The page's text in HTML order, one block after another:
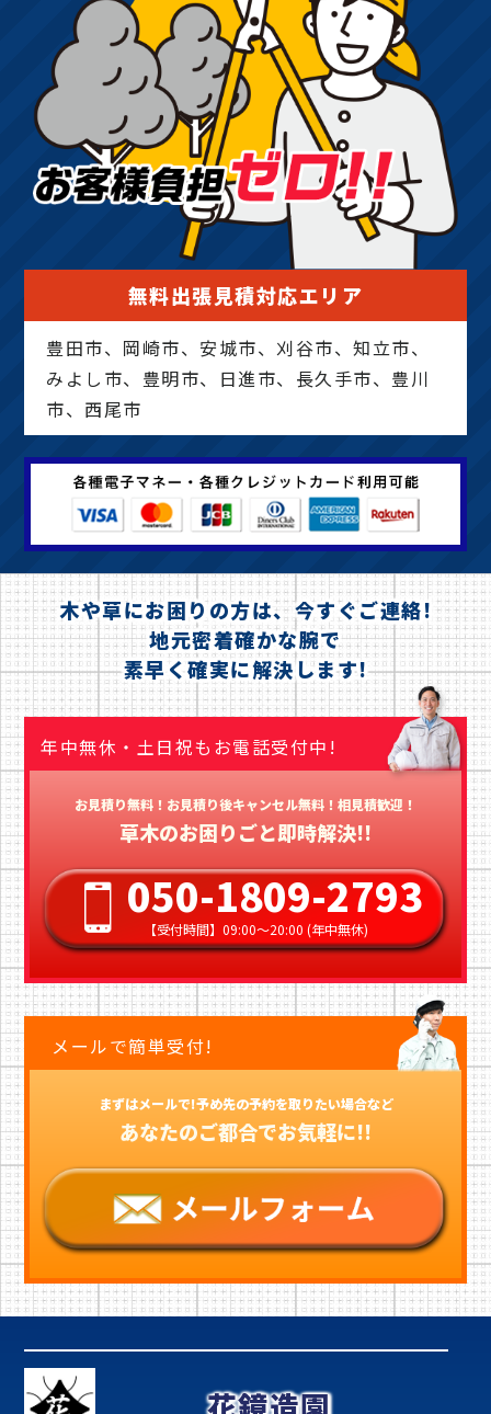
無料出張見積対応エリア
豊田市、岡崎市、安城市、刈谷市、知立市、
みよし市、豊明市、日進市、長久手市、豊川
市、西尾市
木や草にお困りの方は、今すぐご連絡!
地元密着確かな腕で
素早く確実に解決します!
年中無休・土日祝もお電話受付中!
お見積り無料！お見積り後キャンセル無料！相見積歓迎！
草木のお困りごと即時解決!!
050-1809-2793
【受付時間】09:00〜20:00 (年中無休)
メールで簡単受付!
まずはメールで!予め先の予約を取りたい場合など
あなたのご都合でお気軽に!!